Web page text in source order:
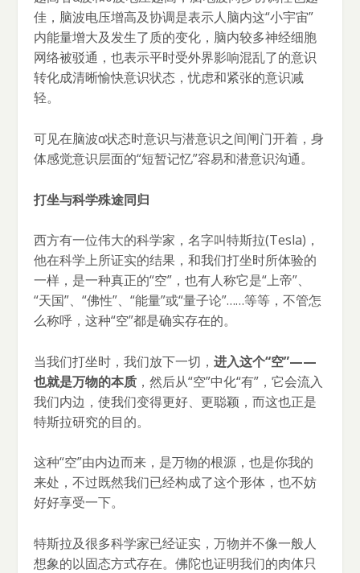
佳，脑波电压增高及协调是表示人脑内这“小宇宙”
内能量增大及发生了质的变化，脑内较多神经细胞
网络被驳通，也表示平时受外界影响混乱了的意识
转化成清晰愉快意识状态，忧虑和紧张的意识减
轻。
可见在脑波α状态时意识与潜意识之间闸门开着，身
体感觉意识层面的“短暂记忆”容易和潜意识沟通。
打坐与科学殊途同归
西方有一位伟大的科学家，名字叫特斯拉(Tesla)，
他在科学上所证实的结果，和我们打坐时所体验的
一样，是一种真正的“空”，也有人称它是“上帝”、
“天国”、“佛性”、“能量”或“量子论”……等等，不管怎
么称呼，这种“空”都是确实存在的。
当我们打坐时，我们放下一切，进入这个“空”——
也就是万物的本质 ，然后从“空”中化“有”，它会流入
我们内边，使我们变得更好、更聪颖，而这也正是
特斯拉研究的目的。
这种“空”由内边而来，是万物的根源，也是你我的
来处，不过既然我们已经构成了这个形体，也不妨
好好享受一下。
特斯拉及很多科学家已经证实，万物并不像一般人
想象的以固态方式存在。佛陀也证明我们的肉体只